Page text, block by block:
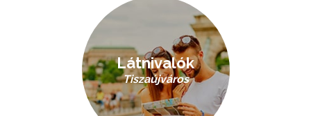
Látnivalók
Tiszaújváros